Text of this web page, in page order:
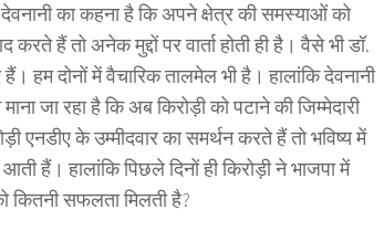
का कहना है कि अपने क्षेत्र की समस्याओं को
हैं तो अनेक मुद्दों पर वार्ता होती ही है। वैसे भी डॉ.
हम दोनों में वैचारिक तालमेल भी है। हालांकि देवनानी
जा रहा है कि अब किरोड़ी को पटाने की जिम्मेदारी
एनडीए के उम्मीदवार का समर्थन करते हैं तो भविष्य में
हैं। हालांकि पिछले दिनों ही किरोड़ी ने भाजपा में
कितनी सफलता मिलती है?